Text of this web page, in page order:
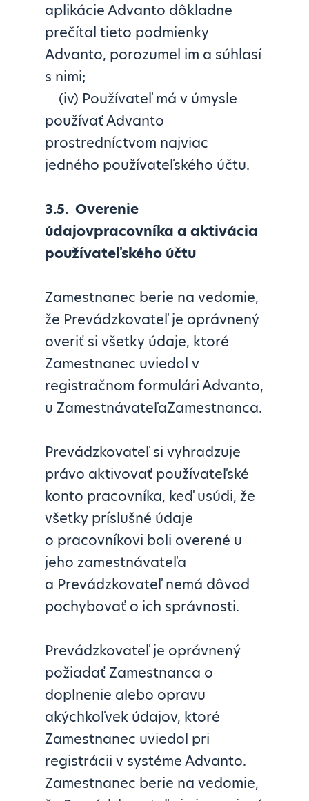
aplikácie Advanto dôkladne
prečítal tieto podmienky
Advanto, porozumel im a súhlasí
s nimi;
(iv) Používateľ má v úmysle
používať Advanto
prostredníctvom najviac
jedného používateľského účtu.
3.5. Overenie
údajovpracovníka a aktivácia
používateľského účtu
Zamestnanec berie na vedomie,
že Prevádzkovateľ je oprávnený
overiť si všetky údaje, ktoré
Zamestnanec uviedol v
registračnom formulári Advanto,
u ZamestnávateľaZamestnanca.
Prevádzkovateľ si vyhradzuje
právo aktivovať používateľské
konto pracovníka, keď usúdi, že
všetky príslušné údaje
o pracovníkovi boli overené u
jeho zamestnávateľa
a Prevádzkovateľ nemá dôvod
pochybovať o ich správnosti.
Prevádzkovateľ je oprávnený
požiadať Zamestnanca o
doplnenie alebo opravu
akýchkoľvek údajov, ktoré
Zamestnanec uviedol pri
registrácii v systéme Advanto.
Zamestnanec berie na vedomie,